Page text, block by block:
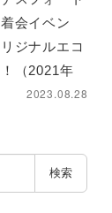
会イベン
ジナルエコ
（2021年
2023.08.28
検索